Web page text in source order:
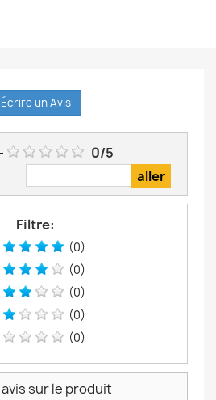
Écrire un Avis
- 0/5
Filtre:
(0)
(0)
(0)
(0)
(0)
sur le produit